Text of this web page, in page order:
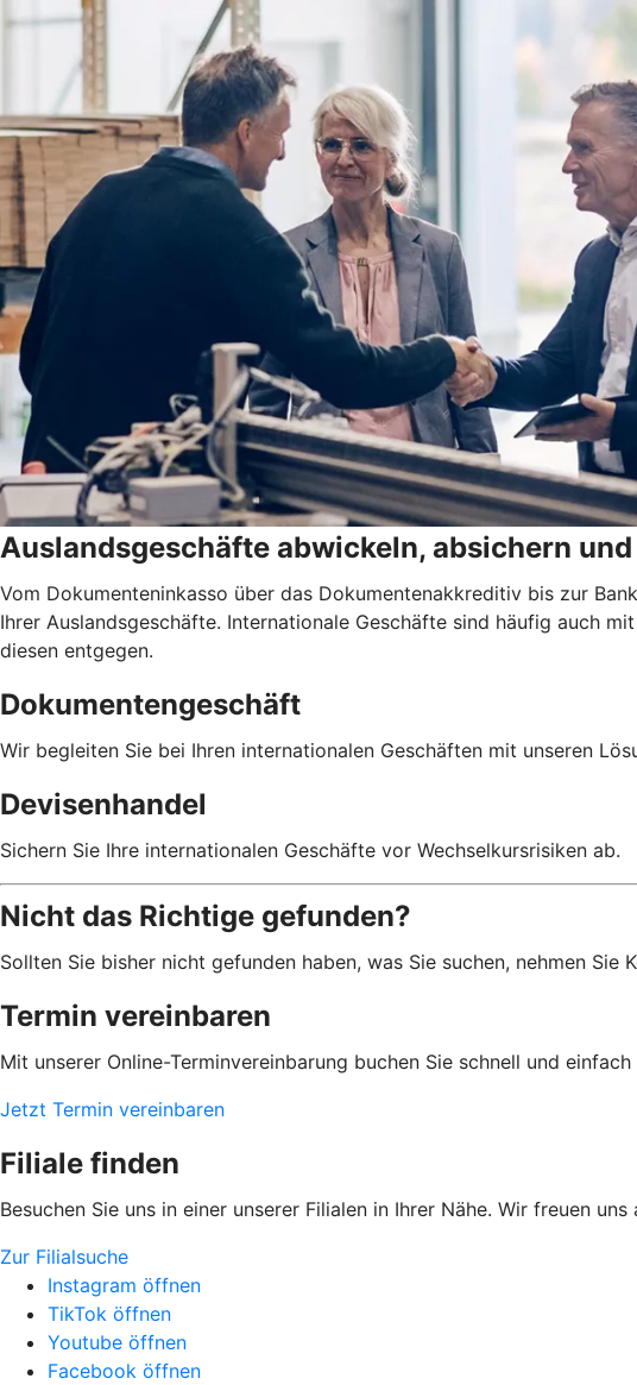
Auslandsgeschäfte abwickeln, absichern
Vom Dokumenteninkasso über das Dokumentenakkreditiv bis zur
Ihrer Auslandsgeschäfte. Internationale Geschäfte sind häufig auch
diesen entgegen.
Dokumentengeschäft
Wir begleiten Sie bei Ihren internationalen Geschäften mit unseren
Devisenhandel
Sichern Sie Ihre internationalen Geschäfte vor Wechselkursrisiken ab.
Nicht das Richtige gefunden?
Sollten Sie bisher nicht gefunden haben, was Sie suchen, nehmen
Termin vereinbaren
Mit unserer Online-Terminvereinbarung buchen Sie schnell und
Jetzt Termin vereinbaren
Filiale finden
Besuchen Sie uns in einer unserer Filialen in Ihrer Nähe. Wir freuen uns
Zur Filialsuche
Instagram öffnen
TikTok öffnen
Youtube öffnen
Facebook öffnen